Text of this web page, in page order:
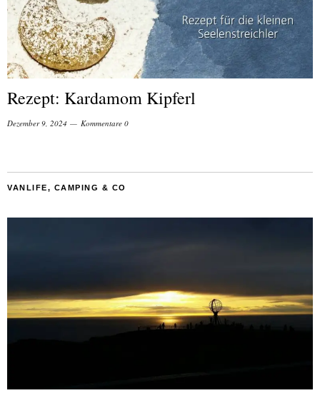
Rezept: Kardamom Kipferl
Dezember 9, 2024 Kommentare 0
VANLIFE, CAMPING & CO